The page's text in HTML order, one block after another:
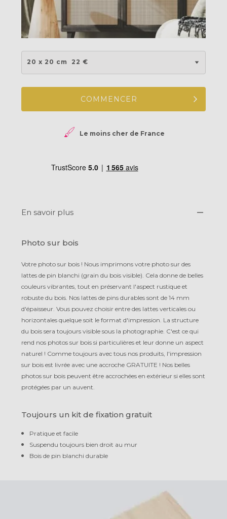
20 x 20 cm 22 €
COMMENCER
Le moins cher de France
En savoir plus
Photo sur bois
Votre photo sur bois ! Nous impri­mons votre photo sur des
lattes de pin blanchi (grain du bois visible). Cela donne de belles
cou­leurs vi­bran­tes, tout en pré­ser­vant l'aspect rus­tique et
robuste du bois. Nos lat­tes de pins durables sont de 14 mm
d'épaisseur. Vous pouvez choisir entre des lattes verticales ou
hori­zon­tales quelque soit le format d'im­pres­sion. La structure
du bois sera tou­jours visible sous la photo­gra­phie. C'est ce qui
rend nos photos sur bois si particulières et leur donne un aspect
naturel ! Com­me toujours avec tous nos produits, l'impression
sur bois est livrée avec une ac­croche GRATUITE ! Nos belles
photos sur bois peuvent être ac­cro­chées en extérieur si elles sont
pro­té­gées par un auvent.
Toujours un kit de fixation gratuit
Pratique et facile
Suspendu toujours bien droit au mur
Bois de pin blanchi durable